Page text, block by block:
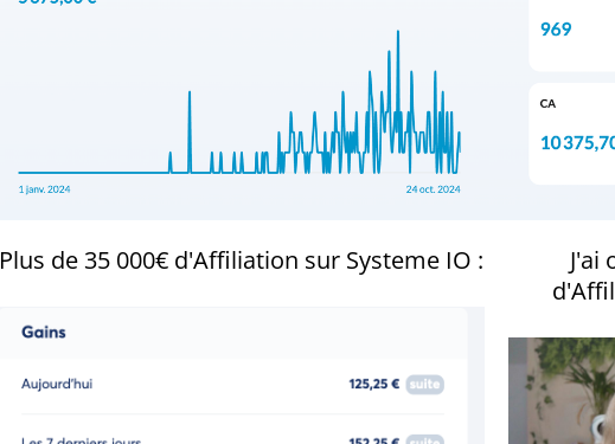
Plus de 35 000€ d'Affiliation sur Systeme IO :
J'ai